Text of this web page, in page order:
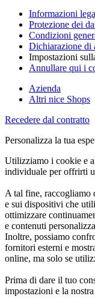
Informazioni
Protezione dei
Condizioni
Dichiarazione di
Impostazioni
Annullare qui i
Azienda
Altri nice Shops
Recedere dal contratto
Personalizza la tua
Utilizziamo i cookie e
individuale per offrirti
A tal fine, raccogliamo
e sui dispositivi che
ottimizzare
e contenuti
Inoltre, possiamo
fornitori esterni e
online, ma solo se
Prima di dare il tuo
impostazioni e la nostra